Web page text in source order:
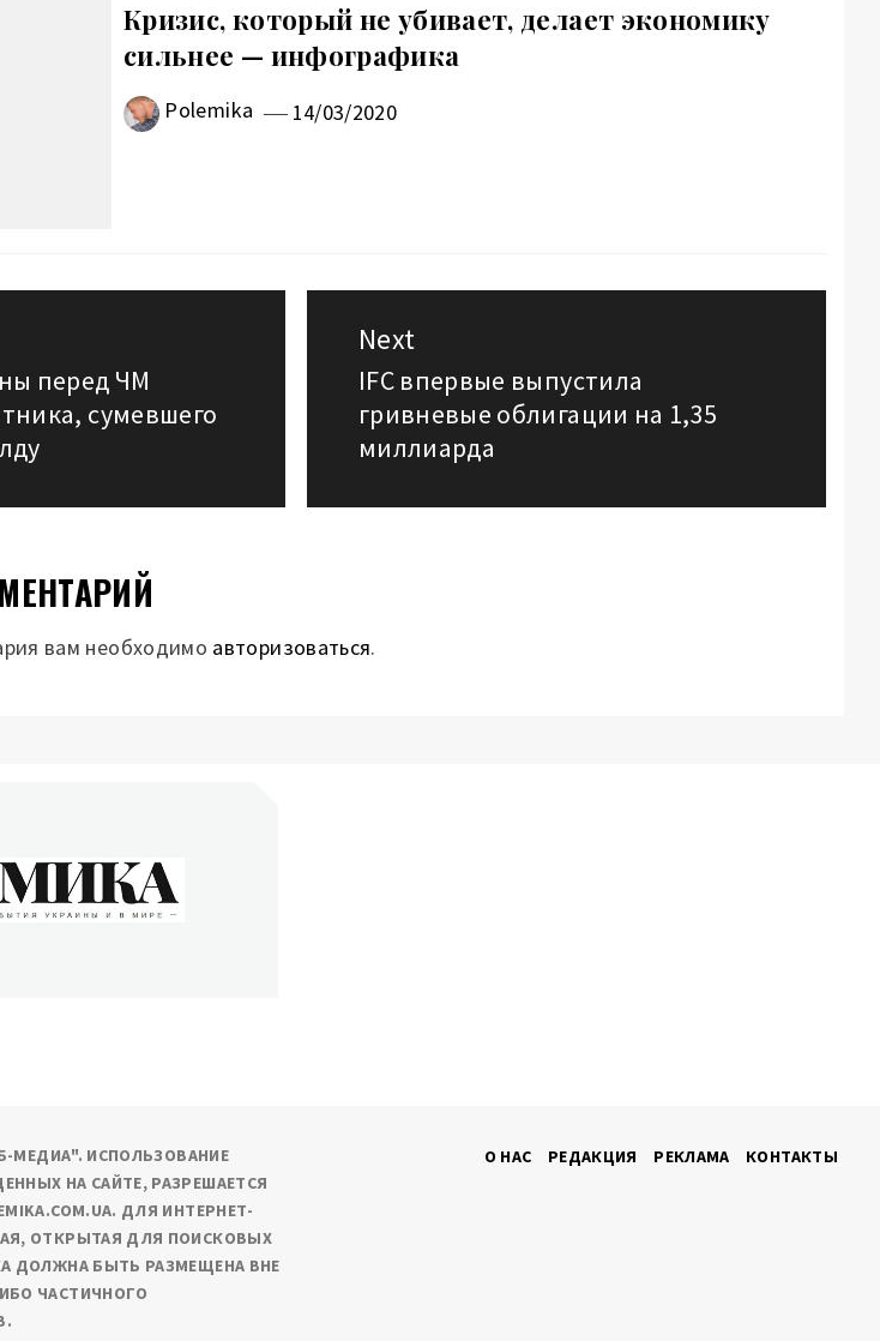
Кризис, который не убивает, делает экономику
сильнее — инфографика
Polemika 14/03/2020
перед ЧМ
сумевшего
Next
Next
post:
IFC впервые выпустила
гривневые облигации на 1,35
миллиарда
вам необходимо авторизоваться.
МЕДИА". ИСПОЛЬЗОВАНИЕ
НА САЙТЕ, РАЗРЕШАЕТСЯ
ДЛЯ ИНТЕРНЕТ-
ОТКРЫТАЯ ДЛЯ ПОИСКОВЫХ
ДОЛЖНА БЫТЬ РАЗМЕЩЕНА ВНЕ
ЧАСТИЧНОГО
О НАС РЕДАКЦИЯ РЕКЛАМА КОНТАКТЫ